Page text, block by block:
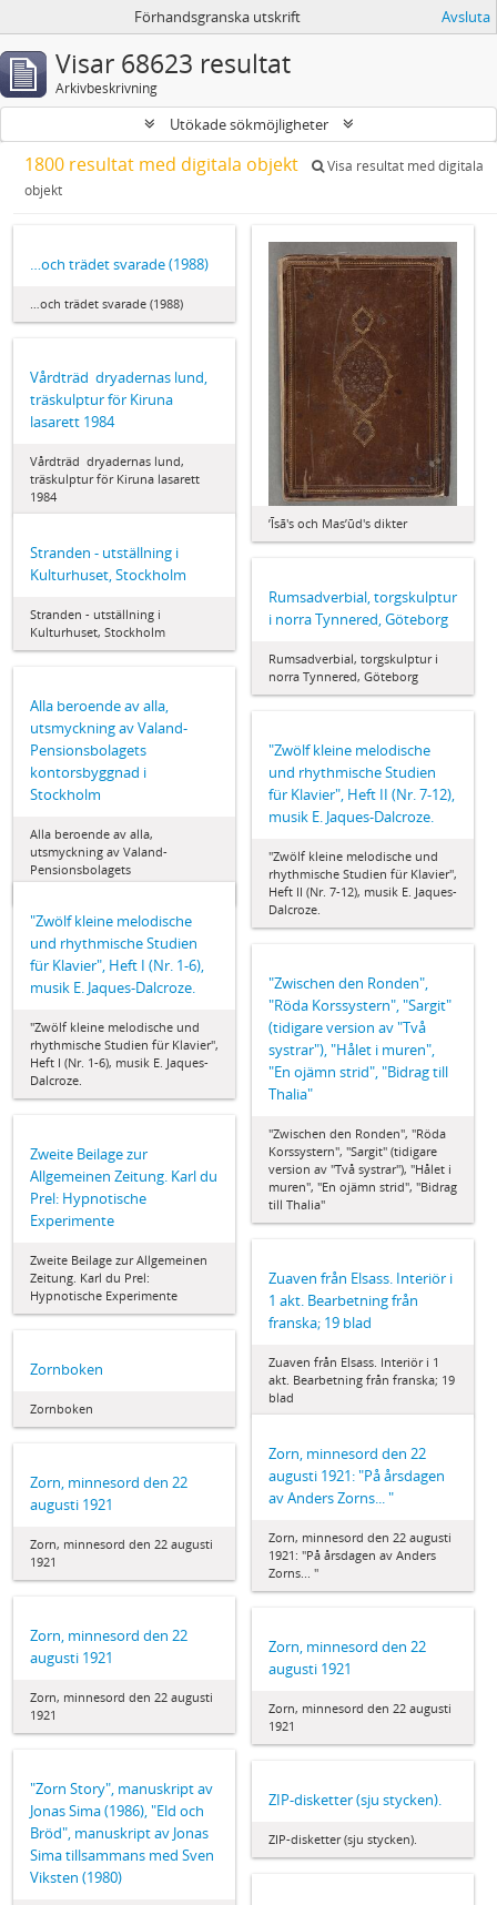
Förhandsgranska utskrift Avsluta
Visar 68623 resultat
Arkivbeskrivning
Utökade sökmöjligheter
1800 resultat med digitala objekt
Visa resultat med digitala
objekt
…och trädet svarade (1988)
…och trädet svarade (1988)
ʼĪsā's och Masʼūd's dikter
Vårdträd  dryadernas lund,
träskulptur för Kiruna
lasarett 1984
Vårdträd  dryadernas lund,
träskulptur för Kiruna lasarett
1984
Stranden - utställning i
Kulturhuset, Stockholm
Stranden - utställning i
Kulturhuset, Stockholm
Rumsadverbial, torgskulptur
i norra Tynnered, Göteborg
Rumsadverbial, torgskulptur i
norra Tynnered, Göteborg
Alla beroende av alla,
utsmyckning av Valand-
Pensionsbolagets
kontorsbyggnad i
Stockholm
Alla beroende av alla,
utsmyckning av Valand-
Pensionsbolagets
kontorsbyggnad i Stockholm
"Zwölf kleine melodische
und rhythmische Studien
für Klavier", Heft II (Nr. 7-12),
musik E. Jaques-Dalcroze.
"Zwölf kleine melodische und
rhythmische Studien für Klavier",
Heft II (Nr. 7-12), musik E. Jaques-
Dalcroze.
"Zwölf kleine melodische
und rhythmische Studien
für Klavier", Heft I (Nr. 1-6),
musik E. Jaques-Dalcroze.
"Zwölf kleine melodische und
rhythmische Studien für Klavier",
Heft I (Nr. 1-6), musik E. Jaques-
Dalcroze.
"Zwischen den Ronden",
"Röda Korssystern", "Sargit"
(tidigare version av "Två
systrar"), "Hålet i muren",
"En ojämn strid", "Bidrag till
Thalia"
"Zwischen den Ronden", "Röda
Korssystern", "Sargit" (tidigare
version av "Två systrar"), "Hålet i
muren", "En ojämn strid", "Bidrag
till Thalia"
Zweite Beilage zur
Allgemeinen Zeitung. Karl du
Prel: Hypnotische
Experimente
Zweite Beilage zur Allgemeinen
Zeitung. Karl du Prel:
Hypnotische Experimente
Zuaven från Elsass. Interiör i
1 akt. Bearbetning från
franska; 19 blad
Zuaven från Elsass. Interiör i 1
akt. Bearbetning från franska; 19
blad
Zornboken
Zornboken
Zorn, minnesord den 22
augusti 1921: "På årsdagen
av Anders Zorns... "
Zorn, minnesord den 22 augusti
1921: "På årsdagen av Anders
Zorns... "
Zorn, minnesord den 22
augusti 1921
Zorn, minnesord den 22 augusti
1921
Zorn, minnesord den 22
augusti 1921
Zorn, minnesord den 22 augusti
1921
Zorn, minnesord den 22
augusti 1921
Zorn, minnesord den 22 augusti
1921
"Zorn Story", manuskript av
Jonas Sima (1986), "Eld och
Bröd", manuskript av Jonas
Sima tillsammans med Sven
Viksten (1980)
ZIP-disketter (sju stycken).
ZIP-disketter (sju stycken).